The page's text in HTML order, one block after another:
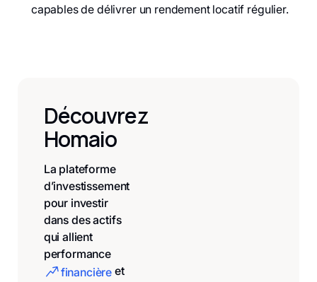
capables de délivrer un rendement locatif régulier.
Découvrez
Homaio
La plateforme
d’investissement
pour investir
dans des actifs
qui allient
performance
financière et